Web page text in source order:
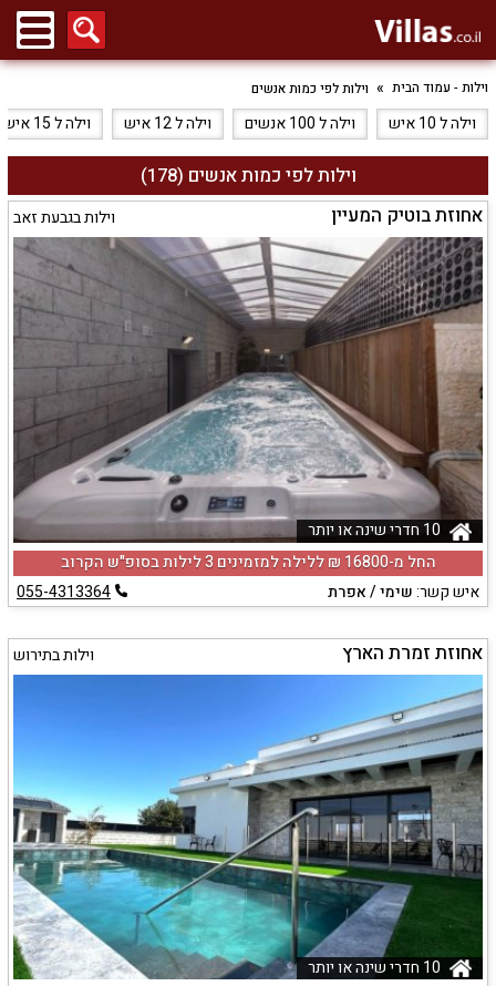
וילות - עמוד הבית וילות לפי כמות אנשים
וילה ל 10 איש וילה ל 100 אנשים וילה ל 12 איש וילה ל 15 איש
וילות לפי כמות אנשים (178)
אחוזת בוטיק המעיין
וילות בגבעת זאב
החל מ-‏16800 ₪ ללילה למזמינים 3 לילות בסופ"ש הקרוב
איש קשר:שימי / אפרת 055-4313364
אחוזת זמרת הארץ וילות בתירוש